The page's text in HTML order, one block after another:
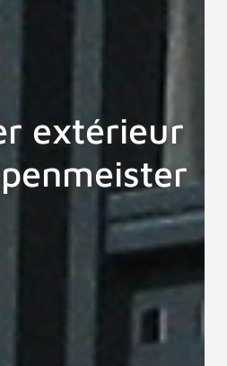
extérieur